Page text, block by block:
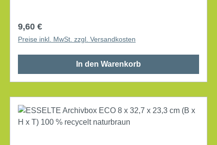
Regulärer Preis:
9,60 €
Preise inkl. MwSt. zzgl. Versandkosten
In den Warenkorb